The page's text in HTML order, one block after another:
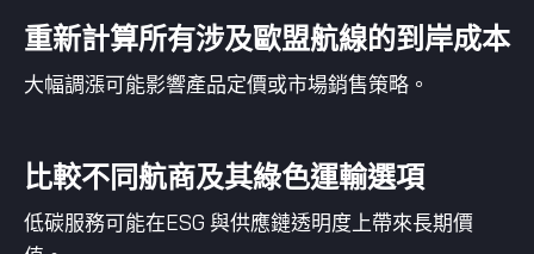
重新計算所有涉及歐盟航線的到岸成本
大幅調漲可能影響產品定價或市場銷售策略。
比較不同航商及其綠色運輸選項
低碳服務可能在ESG 與供應鏈透明度上帶來長期價